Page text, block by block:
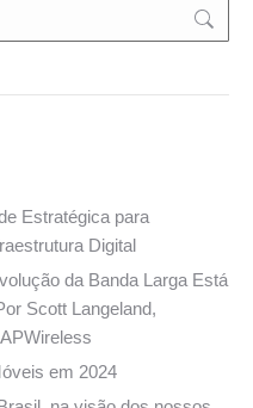
Estratégica para
Digital
da Banda Larga Está
Scott Langeland,
em 2024